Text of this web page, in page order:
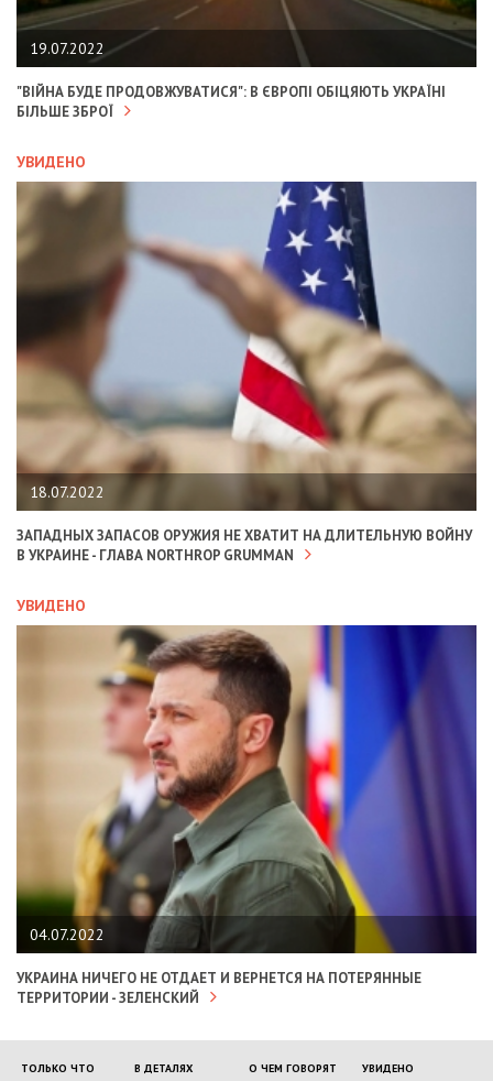
19.07.2022
"ВІЙНА БУДЕ ПРОДОВЖУВАТИСЯ": В ЄВРОПІ ОБІЦЯЮТЬ УКРАЇНІ
БІЛЬШЕ ЗБРОЇ
УВИДЕНО
18.07.2022
ЗАПАДНЫХ ЗАПАСОВ ОРУЖИЯ НЕ ХВАТИТ НА ДЛИТЕЛЬНУЮ ВОЙНУ
В УКРАИНЕ - ГЛАВА NORTHROP GRUMMAN
УВИДЕНО
04.07.2022
УКРАИНА НИЧЕГО НЕ ОТДАЕТ И ВЕРНЕТСЯ НА ПОТЕРЯННЫЕ
ТЕРРИТОРИИ - ЗЕЛЕНСКИЙ
ТОЛЬКО ЧТО В ДЕТАЛЯХ О ЧЕМ ГОВОРЯТ УВИДЕНО